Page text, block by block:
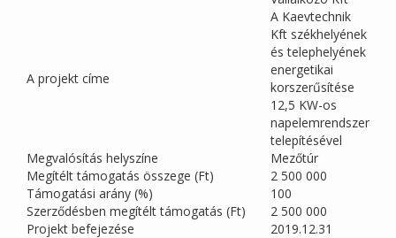
A projekt címe
A Kaevtechnik
Kft székhelyének
és telephelyének
energetikai
korszerűsítése
12,5 KW-os
napelemrendszer
telepítésével
Megvalósítás helyszíne
Mezőtúr
Megítélt támogatás összege (Ft)
2 500 000
Támogatási arány (%)
100
Szerződésben megítélt támogatás (Ft)
2 500 000
Projekt befejezése
2019.12.31